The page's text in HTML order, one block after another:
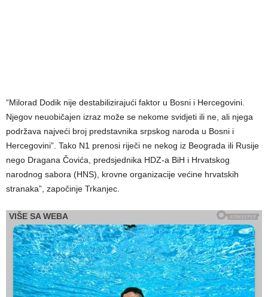
“Milorad Dodik nije destabilizirajući faktor u Bosni i Hercegovini.
Njegov neuobičajen izraz može se nekome svidjeti ili ne, ali njega
podržava najveći broj predstavnika srpskog naroda u Bosni i
Hercegovini”. Tako N1 prenosi riječi ne nekog iz Beograda ili Rusije
nego Dragana Čovića, predsjednika HDZ-a BiH i Hrvatskog
narodnog sabora (HNS), krovne organizacije većine hrvatskih
stranaka”, započinje Trkanjec.